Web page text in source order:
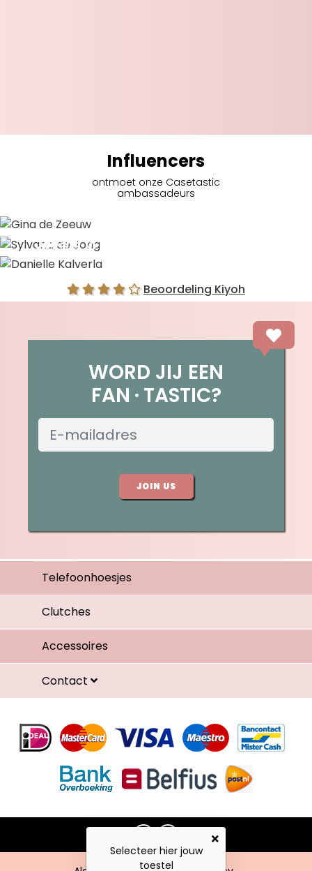
Influencers
ontmoet onze Casetastic
ambassadeurs
Sylvana de Jong
Beoordeling Kiyoh
WORD JIJ EEN
FAN TASTIC?
JOIN US
Telefoonhoesjes
Clutches
Accessoires
Contact
Selecteer hier jouw
toestel